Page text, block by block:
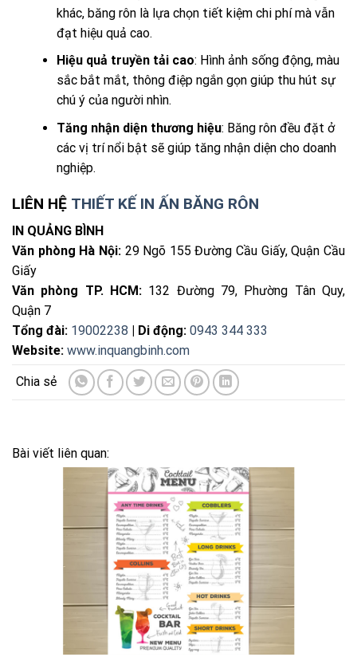
khác, băng rôn là lựa chọn tiết kiệm chi phí mà vẫn
đạt hiệu quả cao.
Hiệu quả truyền tải cao: Hình ảnh sống động, màu
sắc bắt mắt, thông điệp ngắn gọn giúp thu hút sự
chú ý của người nhìn.
Tăng nhận diện thương hiệu: Băng rôn đều đặt ở
các vị trí nổi bật sẽ giúp tăng nhận diện cho doanh
nghiệp.
LIÊN HỆ THIẾT KẾ IN ẤN BĂNG RÔN
IN QUẢNG BÌNH
Văn phòng Hà Nội: 29 Ngõ 155 Đường Cầu Giấy, Quận Cầu
Giấy
Văn phòng TP. HCM: 132 Đường 79, Phường Tân Quy,
Quận 7
Tổng đài: 19002238 | Di động: 0943 344 333
Website: www.inquangbinh.com
Bài viết liên quan: